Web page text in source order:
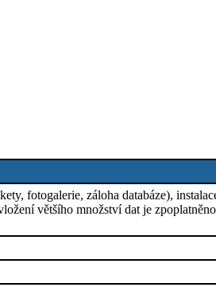
fotogalerie, záloha databáze),
většího množství dat je